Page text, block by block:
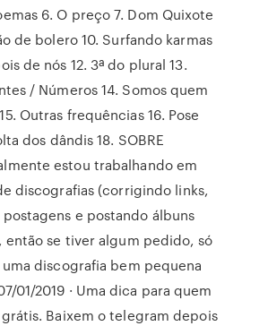
6. O preço 7. Dom Quixote
de bolero 10. Surfando karmas
de nós 12. 3ª do plural 13.
/ Números 14. Somos quem
Outras frequências 16. Pose
dos dândis 18. SOBRE
estou trabalhando em
discografias (corrigindo links,
e postando álbuns
então se tiver algum pedido, só
discografia bem pequena
01/2019 · Uma dica para quem
Baixem o telegram depois